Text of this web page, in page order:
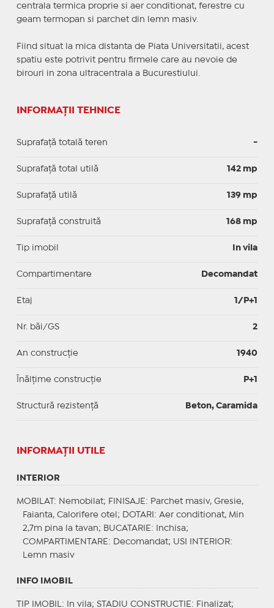
centrala termica proprie si aer conditionat, ferestre cu
geam termopan si parchet din lemn masiv.
Fiind situat la mica distanta de Piata Universitatii, acest
spatiu este potrivit pentru firmele care au nevoie de
birouri in zona ultracentrala a Bucurestiului.
INFORMAȚII TEHNICE
Suprafață totală teren -
Suprafaţă total utilă 142 mp
Suprafaţă utilă 139 mp
Suprafaţă construită 168 mp
Tip imobil In vila
Compartimentare Decomandat
Etaj 1/P+1
Nr. băi/GS 2
An construcție 1940
Înălțime construcție P+1
Structură rezistență Beton, Caramida
INFORMAŢII UTILE
INTERIOR
MOBILAT : Nemobilat; FINISAJE : Parchet masiv, Gresie,
Faianta, Calorifere otel;
DOTARI : Aer conditionat, Min
2,7m pina la tavan; BUCATARIE : Inchisa;
COMPARTIMENTARE : Decomandat; USI INTERIOR:
Lemn masiv
INFO IMOBIL
TIP IMOBIL : In vila; STADIU CONSTRUCTIE : Finalizat;